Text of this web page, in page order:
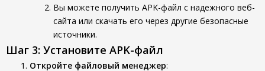
Вы можете получить APK-файл с надежного веб-
сайта или скачать его через другие безопасные
источники.
Шаг 3: Установите APK-файл
Откройте файловый менеджер: